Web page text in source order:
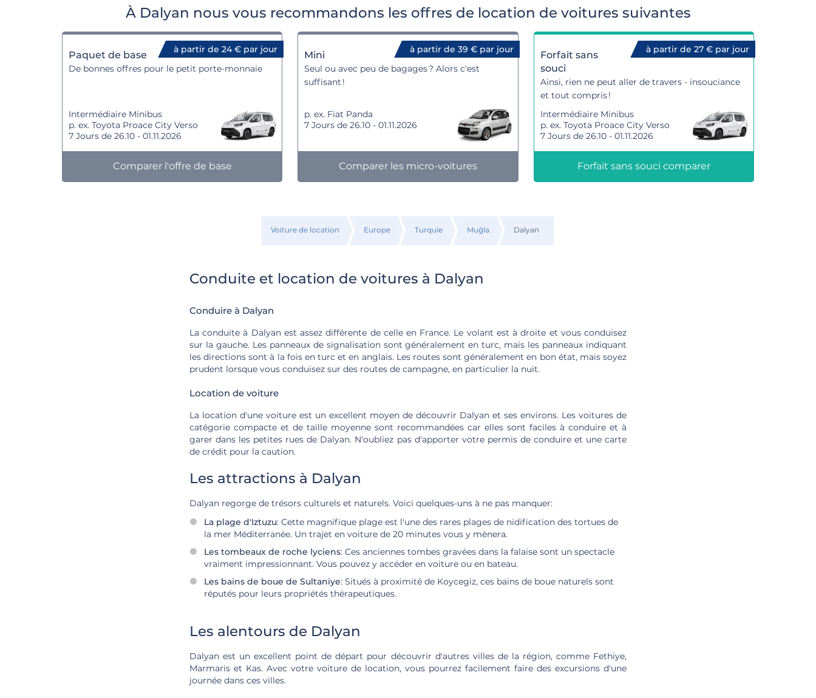
À Dalyan nous vous recommandons les offres de location de voitures suivantes
à partir de 24 € par jour
Paquet de base
De bonnes offres pour le petit porte-monnaie
Intermédiaire Minibus
p. ex. Toyota Proace City Verso
7 Jours de 26.10 - 01.11.2026
Comparer l'offre de base
à partir de 39 € par jour
Mini
Seul ou avec peu de bagages ? Alors c'est
suffisant !
p. ex. Fiat Panda
7 Jours de 26.10 - 01.11.2026
Comparer les micro-voitures
à partir de 27 € par jour
Forfait sans
souci
Ainsi, rien ne peut aller de travers - insouciance
et tout compris !
Intermédiaire Minibus
p. ex. Toyota Proace City Verso
7 Jours de 26.10 - 01.11.2026
Forfait sans souci comparer
Voiture de location Europe Turquie Muğla Dalyan
Conduite et location de voitures à Dalyan
Conduire à Dalyan
La conduite à Dalyan est assez différente de celle en France. Le volant est à droite et vous conduisez
sur la gauche. Les panneaux de signalisation sont généralement en turc, mais les panneaux indiquant
les directions sont à la fois en turc et en anglais. Les routes sont généralement en bon état, mais soyez
prudent lorsque vous conduisez sur des routes de campagne, en particulier la nuit.
Location de voiture
La location d'une voiture est un excellent moyen de découvrir Dalyan et ses environs. Les voitures de
catégorie compacte et de taille moyenne sont recommandées car elles sont faciles à conduire et à
garer dans les petites rues de Dalyan. N'oubliez pas d'apporter votre permis de conduire et une carte
de crédit pour la caution.
Les attractions à Dalyan
Dalyan regorge de trésors culturels et naturels. Voici quelques-uns à ne pas manquer:
La plage d'Iztuzu: Cette magnifique plage est l'une des rares plages de nidification des tortues de
la mer Méditerranée. Un trajet en voiture de 20 minutes vous y mènera.
Les tombeaux de roche lyciens: Ces anciennes tombes gravées dans la falaise sont un spectacle
vraiment impressionnant. Vous pouvez y accéder en voiture ou en bateau.
Les bains de boue de Sultaniye: Situés à proximité de Koycegiz, ces bains de boue naturels sont
réputés pour leurs propriétés thérapeutiques.
Les alentours de Dalyan
Dalyan est un excellent point de départ pour découvrir d'autres villes de la région, comme Fethiye,
Marmaris et Kas. Avec votre voiture de location, vous pourrez facilement faire des excursions d'une
journée dans ces villes.